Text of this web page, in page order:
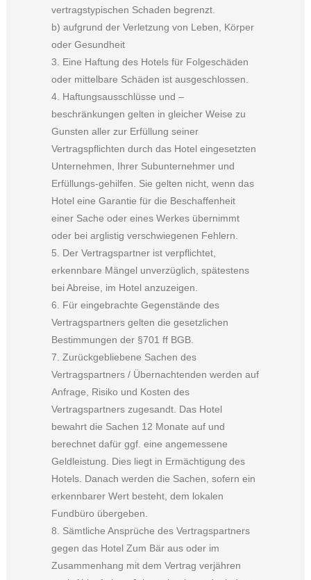
vertragstypischen Schaden begrenzt.
b) aufgrund der Verletzung von Leben, Körper
oder Gesundheit
3. Eine Haftung des Hotels für Folgeschäden
oder mittelbare Schäden ist ausgeschlossen.
4. Haftungsausschlüsse und –
beschränkungen gelten in gleicher Weise zu
Gunsten aller zur Erfüllung seiner
Vertragspflichten durch das Hotel eingesetzten
Unternehmen, Ihrer Subunternehmer und
Erfüllungs-gehilfen. Sie gelten nicht, wenn das
Hotel eine Garantie für die Beschaffenheit
einer Sache oder eines Werkes übernimmt
oder bei arglistig verschwiegenen Fehlern.
5. Der Vertragspartner ist verpflichtet,
erkennbare Mängel unverzüglich, spätestens
bei Abreise, im Hotel anzuzeigen.
6. Für eingebrachte Gegenstände des
Vertragspartners gelten die gesetzlichen
Bestimmungen der §701 ff BGB.
7. Zurückgebliebene Sachen des
Vertragspartners / Übernachtenden werden auf
Anfrage, Risiko und Kosten des
Vertragspartners zugesandt. Das Hotel
bewahrt die Sachen 12 Monate auf und
berechnet dafür ggf. eine angemessene
Geldleistung. Dies liegt in Ermächtigung des
Hotels. Danach werden die Sachen, sofern ein
erkennbarer Wert besteht, dem lokalen
Fundbüro übergeben.
8. Sämtliche Ansprüche des Vertragspartners
gegen das Hotel Zum Bär aus oder im
Zusammenhang mit dem Vertrag verjähren